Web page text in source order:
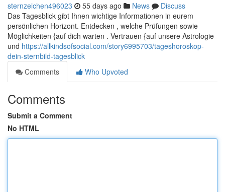
sternzeichen496023 55 days ago News
Discuss
Das Tagesblick gibt Ihnen wichtige Informationen in eurem
persönlichen Horizont. Entdecken , welche Prüfungen sowie
Möglichkeiten {auf dich warten . Vertrauen {auf unsere Astrologie
und https://allkindsofsocial.com/story6995703/tageshoroskop-
dein-sternbild-tagesblick
Comments
Who Upvoted
Comments
Submit a Comment
No HTML